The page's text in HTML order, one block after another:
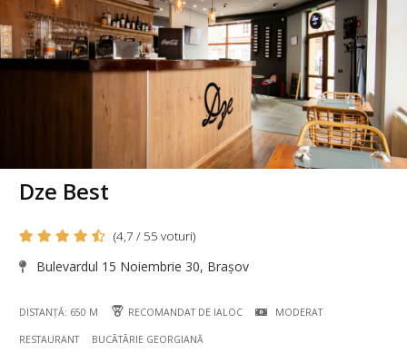
Dze Best
(4,7 / 55 voturi)
Bulevardul 15 Noiembrie 30, Brașov
DISTANȚĂ: 650 M RECOMANDAT DE IALOC MODERAT
RESTAURANT BUCÃTÃRIE GEORGIANĂ